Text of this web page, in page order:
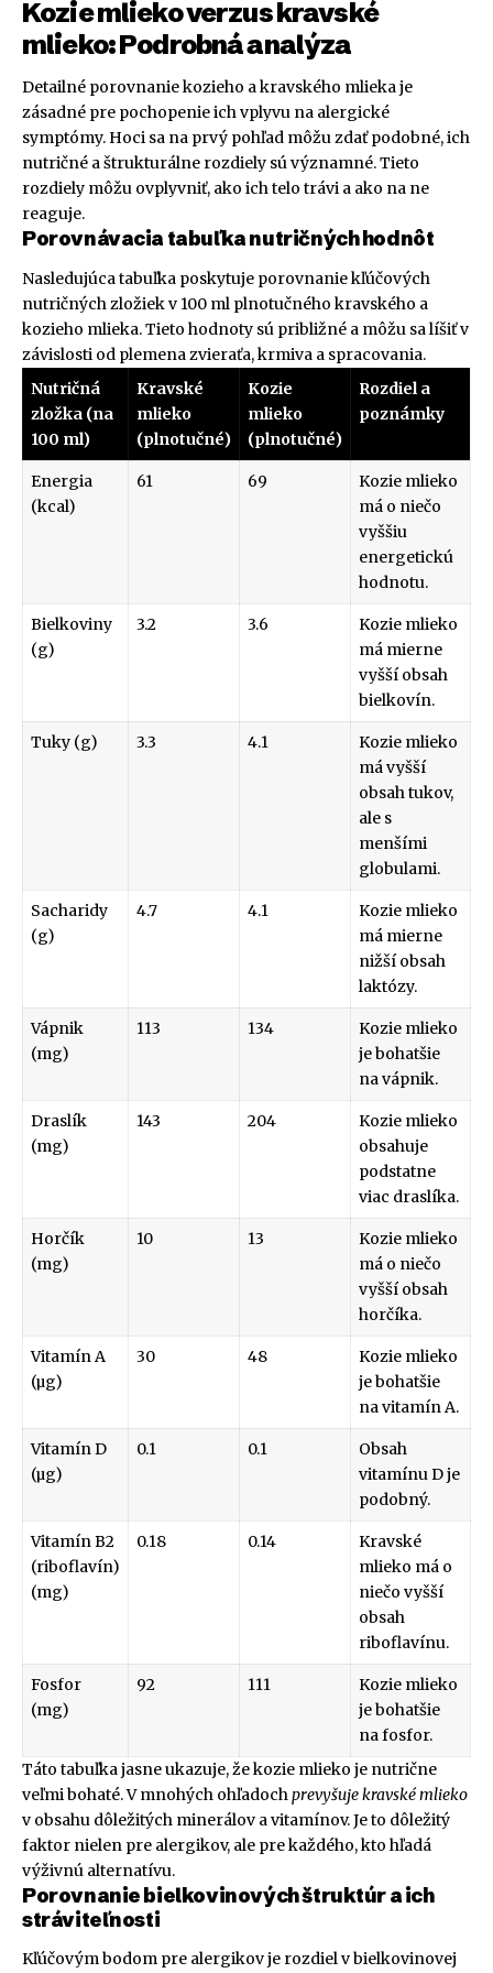
Kozie mlieko verzus kravské
mlieko: Podrobná analýza
Detailné porovnanie kozieho a kravského mlieka je
zásadné pre pochopenie ich vplyvu na alergické
symptómy. Hoci sa na prvý pohľad môžu zdať podobné, ich
nutričné a štrukturálne rozdiely sú významné. Tieto
rozdiely môžu ovplyvniť, ako ich telo trávi a ako na ne
reaguje.
Porovnávacia tabuľka nutričných hodnôt
Nasledujúca tabuľka poskytuje porovnanie kľúčových
nutričných zložiek v 100 ml plnotučného kravského a
kozieho mlieka. Tieto hodnoty sú približné a môžu sa líšiť v
závislosti od plemena zvieraťa, krmiva a spracovania.
Nutričná
zložka (na
100 ml)
Kravské
mlieko
(plnotučné)
Kozie
mlieko
(plnotučné)
Rozdiel a
poznámky
Energia
(kcal)
61 69
Kozie mlieko
má o niečo
vyššiu
energetickú
hodnotu.
Bielkoviny
(g)
3.2 3.6
Kozie mlieko
má mierne
vyšší obsah
bielkovín.
Tuky (g) 3.3 4.1
Kozie mlieko
má vyšší
obsah tukov,
ale s
menšími
globulami.
Sacharidy
(g)
4.7 4.1
Kozie mlieko
má mierne
nižší obsah
laktózy.
Vápnik
(mg)
113 134
Kozie mlieko
je bohatšie
na vápnik.
Draslík
(mg)
143 204
Kozie mlieko
obsahuje
podstatne
viac draslíka.
Horčík
(mg)
10 13
Kozie mlieko
má o niečo
vyšší obsah
horčíka.
Vitamín A
(µg)
30 48
Kozie mlieko
je bohatšie
na vitamín A.
Vitamín D
(µg)
0.1 0.1
Obsah
vitamínu D je
podobný.
Vitamín B2
(riboflavín)
(mg)
0.18 0.14
Kravské
mlieko má o
niečo vyšší
obsah
riboflavínu.
Fosfor
(mg)
92 111
Kozie mlieko
je bohatšie
na fosfor.
Táto tabuľka jasne ukazuje, že kozie mlieko je nutrične
veľmi bohaté. V mnohých ohľadochprevyšuje kravské mlieko
v obsahu dôležitých minerálov a vitamínov. Je to dôležitý
faktor nielen pre alergikov, ale pre každého, kto hľadá
výživnú alternatívu.
Porovnanie bielkovinových štruktúr a ich
stráviteľnosti
Kľúčovým bodom pre alergikov je rozdiel v bielkovinovej